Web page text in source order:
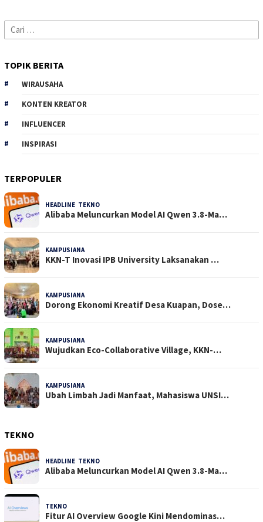
Cari
untuk:
TOPIK BERITA
WIRAUSAHA
KONTEN KREATOR
INFLUENCER
INSPIRASI
TERPOPULER
HEADLINE TEKNO
Alibaba Meluncurkan Model AI Qwen 3.8-Ma…
KAMPUSIANA
KKN-T Inovasi IPB University Laksanakan …
KAMPUSIANA
Dorong Ekonomi Kreatif Desa Kuapan, Dose…
KAMPUSIANA
Wujudkan Eco-Collaborative Village, KKN-…
KAMPUSIANA
Ubah Limbah Jadi Manfaat, Mahasiswa UNSI…
TEKNO
HEADLINE TEKNO
Alibaba Meluncurkan Model AI Qwen 3.8-Ma…
TEKNO
Fitur AI Overview Google Kini Mendominas…